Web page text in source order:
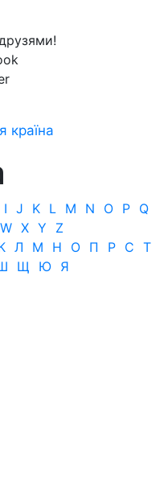
I J K L M N O P
Q
W X Y
Z
Л М Н О П Р С Т
Щ Ю Я